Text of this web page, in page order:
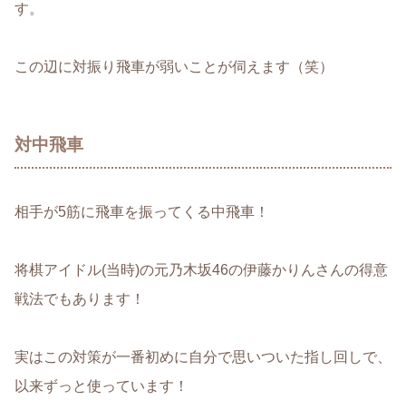
す。
この辺に対振り飛車が弱いことが伺えます（笑）
対中飛車
相手が5筋に飛車を振ってくる中飛車！
将棋アイドル(当時)の元乃木坂46の伊藤かりんさんの得意
戦法でもあります！
実はこの対策が一番初めに自分で思いついた指し回しで、
以来ずっと使っています！